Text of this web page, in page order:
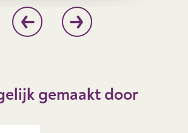
gemaakt door